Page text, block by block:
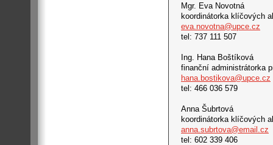
Mgr. Eva Novotná
koordinátorka klíčových
eva.novotna@upce.cz
tel: 737 111 507
Ing. Hana Boštíková
finanční administrátorka
hana.bostikova@upce.cz
tel: 466 036 579
Anna Šubrtová
koordinátorka klíčových
anna.subrtova@email.cz
tel: 602 339 406